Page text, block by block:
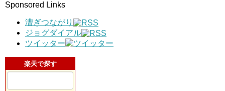
Sponsored Links
漕ぎつながり
ジョグダイアル
ツイッター
楽天で探す